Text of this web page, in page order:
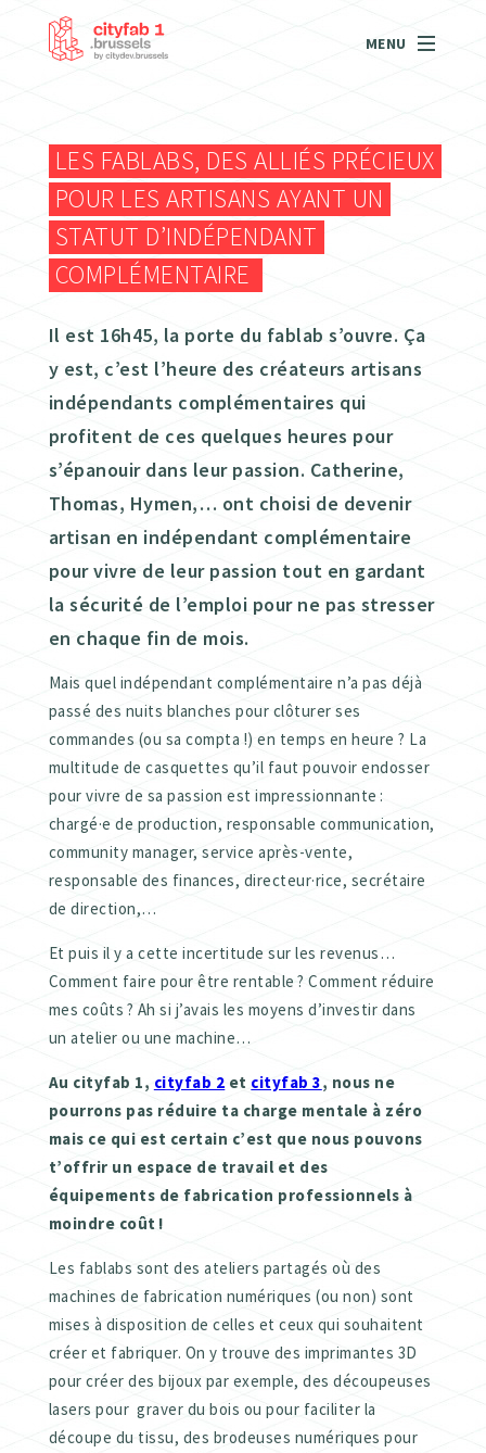
MENU
LES FABLABS, DES ALLIÉS PRÉCIEUX
POUR LES ARTISANS AYANT UN
STATUT D’INDÉPENDANT
COMPLÉMENTAIRE
Il est 16h45, la porte du fablab s’ouvre. Ça
y est, c’est l’heure des créateurs artisans
indépendants complémentaires qui
profitent de ces quelques heures pour
s’épanouir dans leur passion. Catherine,
Thomas, Hymen,… ont choisi de devenir
artisan en indépendant complémentaire
pour vivre de leur passion tout en gardant
la sécurité de l’emploi pour ne pas stresser
en chaque fin de mois.
Mais quel indépendant complémentaire n’a pas déjà
passé des nuits blanches pour clôturer ses
commandes (ou sa compta !) en temps en heure ? La
multitude de casquettes qu’il faut pouvoir endosser
pour vivre de sa passion est impressionnante :
chargé·e de production, responsable communication,
community manager, service après-vente,
responsable des finances, directeur·rice, secrétaire
de direction,…
Et puis il y a cette incertitude sur les revenus…
Comment faire pour être rentable ? Comment réduire
mes coûts ? Ah si j’avais les moyens d’investir dans
un atelier ou une machine…
Au cityfab 1, cityfab 2 et cityfab 3, nous ne
pourrons pas réduire ta charge mentale à zéro
mais ce qui est certain c’est que nous pouvons
t’offrir un espace de travail et des
équipements de fabrication professionnels à
moindre coût !
Les fablabs sont des ateliers partagés où des
machines de fabrication numériques (ou non) sont
mises à disposition de celles et ceux qui souhaitent
créer et fabriquer. On y trouve des imprimantes 3D
pour créer des bijoux par exemple, des découpeuses
lasers pour graver du bois ou pour faciliter la
découpe du tissu, des brodeuses numériques pour